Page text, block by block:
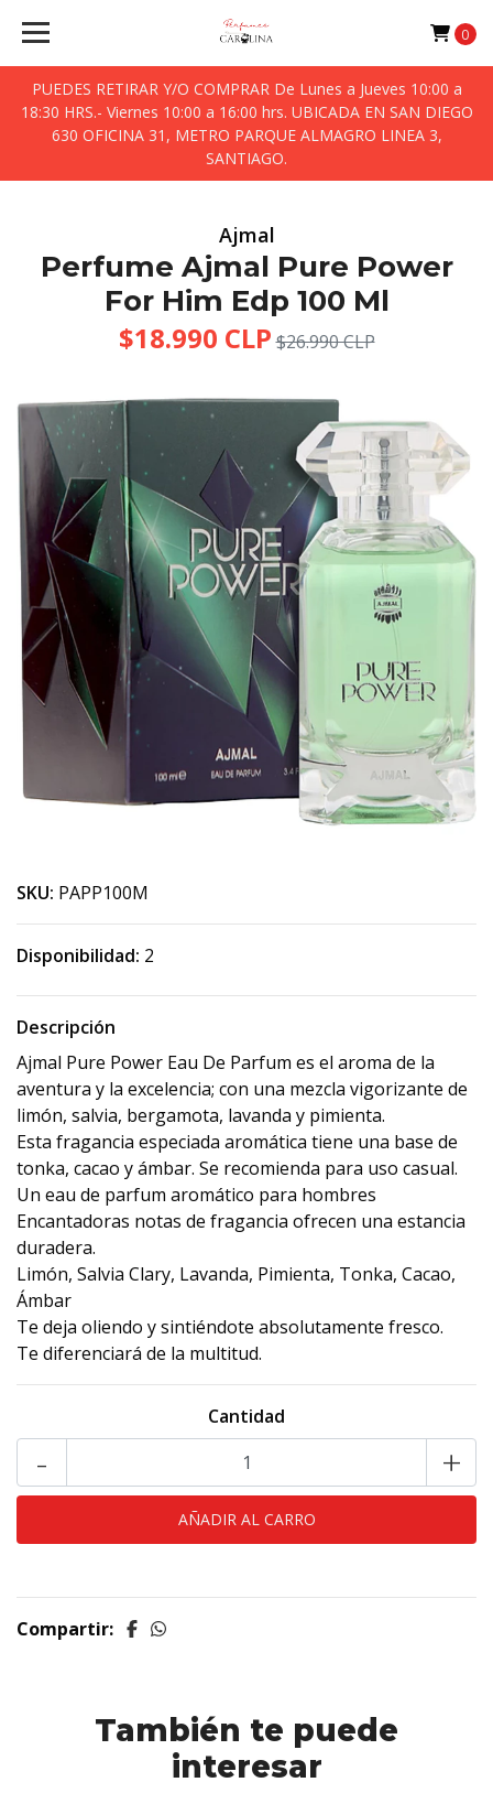
PUEDES RETIRAR Y/O COMPRAR De Lunes a Jueves 10:00 a
18:30 HRS.- Viernes 10:00 a 16:00 hrs. UBICADA EN SAN DIEGO
630 OFICINA 31, METRO PARQUE ALMAGRO LINEA 3,
SANTIAGO.
0
Ajmal
Perfume Ajmal Pure Power
For Him Edp 100 Ml
$18.990 CLP $26.990 CLP
SKU: PAPP100M
Disponibilidad: 2
Descripción
Ajmal Pure Power Eau De Parfum es el aroma de la
aventura y la excelencia; con una mezcla vigorizante de
limón, salvia, bergamota, lavanda y pimienta.
Esta fragancia especiada aromática tiene una base de
tonka, cacao y ámbar. Se recomienda para uso casual.
Un eau de parfum aromático para hombres
Encantadoras notas de fragancia ofrecen una estancia
duradera.
Limón, Salvia Clary, Lavanda, Pimienta, Tonka, Cacao,
Ámbar
Te deja oliendo y sintiéndote absolutamente fresco.
Te diferenciará de la multitud.
Cantidad
- +
Compartir:
También te puede
interesar